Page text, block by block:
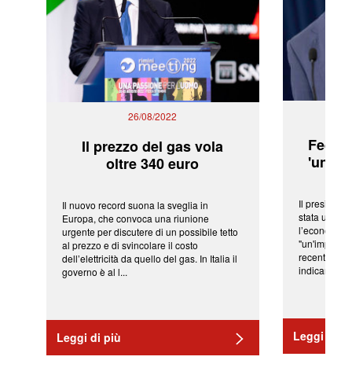
26/08/2022
Il prezzo del gas vola
oltre 340 euro
Il nuovo record suona la sveglia in
Europa, che convoca una riunione
urgente per discutere di un possibile tetto
al prezzo e di svincolare il costo
dell’elettricità da quello del gas. In Italia il
governo è al l...
Leggi di più
Fed:
'una
Il
stata una
l’economia
recenti
indicano
Leggi di